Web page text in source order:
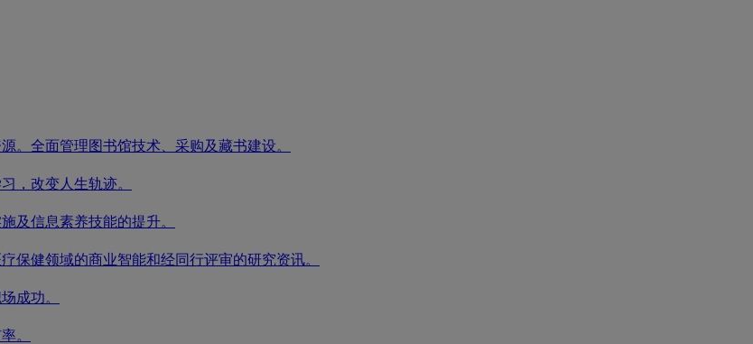
。全面管理图书馆技术、采购及藏书建设。
，改变人生轨迹。
及信息素养技能的提升。
保健领域的商业智能和经同行评审的研究资讯。
成功。
。